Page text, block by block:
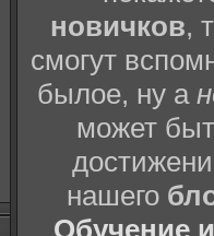
новичков,
смогут
былое, ну а
может
нашего